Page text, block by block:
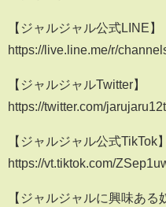
【ジャルジャル公式LINE】
https://live.line.me/r/
【ジャルジャルTwitter】
https://twitter.com/
【ジャルジャル公式TikTok】
https://vt.tiktok.com/
【ジャルジャルに興味ある